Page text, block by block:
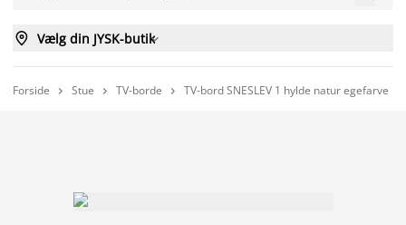
 Vælg din JYSK-butik
Forside  Stue  TV-borde  TV-bord SNESLEV 1 hylde natur egefarve